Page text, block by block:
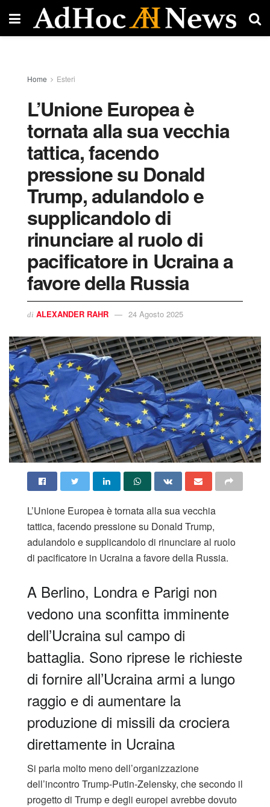
Home Esteri
L’Unione Europea è
tornata alla sua vecchia
tattica, facendo
pressione su Donald
Trump, adulandolo e
supplicandolo di
rinunciare al ruolo di
pacificatore in Ucraina a
favore della Russia
di ALEXANDER RAHR 24 Agosto 2025
L’Unione Europea è tornata alla sua vecchia
tattica, facendo pressione su Donald Trump,
adulandolo e supplicandolo di rinunciare al ruolo
di pacificatore in Ucraina a favore della Russia.
A Berlino, Londra e Parigi non
vedono una sconfitta imminente
dell’Ucraina sul campo di
battaglia. Sono riprese le richieste
di fornire all’Ucraina armi a lungo
raggio e di aumentare la
produzione di missili da crociera
direttamente in Ucraina
Si parla molto meno dell’organizzazione
dell’incontro Trump-Putin-Zelensky, che secondo il
progetto di Trump e degli europei avrebbe dovuto